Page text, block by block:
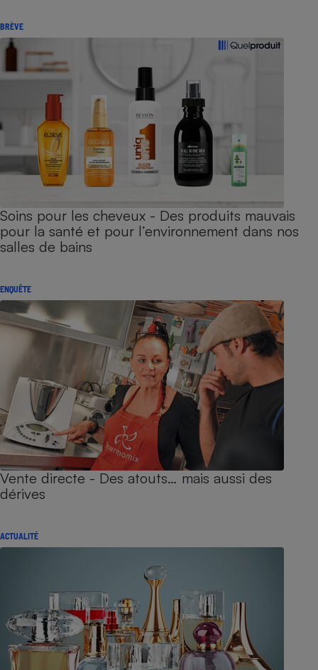
BRÈVE
Soins pour les cheveux - Des produits mauvais
pour la santé et pour l’environnement dans nos
salles de bains
ENQUÊTE
Vente directe - Des atouts… mais aussi des
dérives
ACTUALITÉ